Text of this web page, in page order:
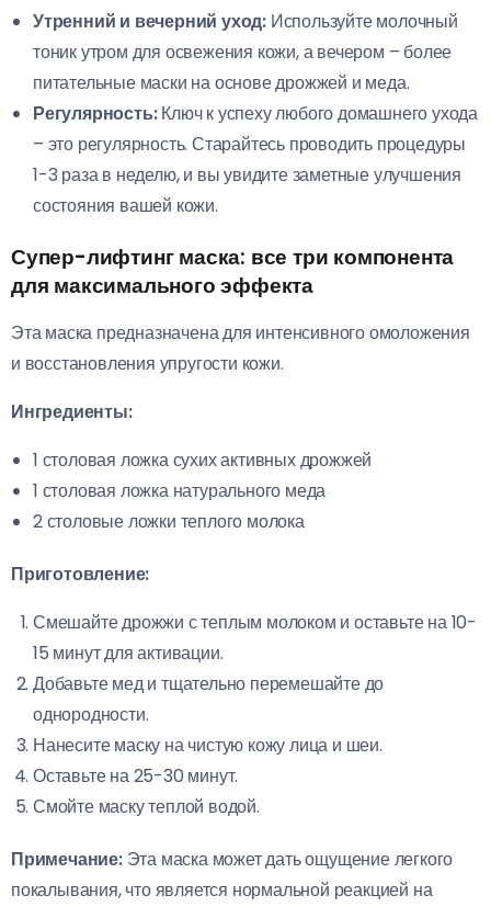
Утренний и вечерний уход: Используйте молочный
тоник утром для освежения кожи, а вечером – более
питательные маски на основе дрожжей и меда.
Регулярность:Ключ к успеху любого домашнего ухода
– это регулярность. Старайтесь проводить процедуры
1-3 раза в неделю, и вы увидите заметные улучшения
состояния вашей кожи.
Супер-лифтинг маска: все три компонента
для максимального эффекта
Эта маска предназначена для интенсивного омоложения
и восстановления упругости кожи.
Ингредиенты:
1 столовая ложка сухих активных дрожжей
1 столовая ложка натурального меда
2 столовые ложки теплого молока
Приготовление:
Смешайте дрожжи с теплым молоком и оставьте на 10-
15 минут для активации.
Добавьте мед и тщательно перемешайте до
однородности.
Нанесите маску на чистую кожу лица и шеи.
Оставьте на 25-30 минут.
Смойте маску теплой водой.
Примечание:Эта маска может дать ощущение легкого
покалывания, что является нормальной реакцией на